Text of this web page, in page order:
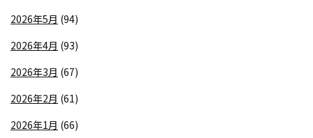
2026年5月 (94)
2026年4月 (93)
2026年3月 (67)
2026年2月 (61)
2026年1月 (66)